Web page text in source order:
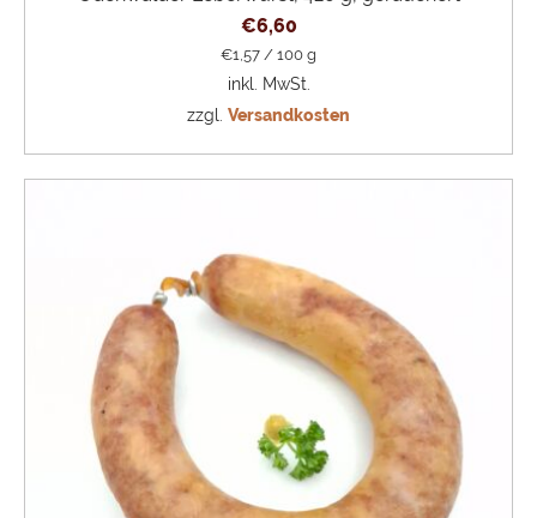
€6,60
€1,57 / 100 g
inkl. MwSt.
zzgl. Versandkosten